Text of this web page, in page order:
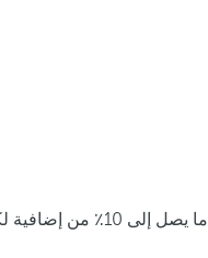
ما يصل إلى 10٪ من إضافية لكل غرفة تراكم